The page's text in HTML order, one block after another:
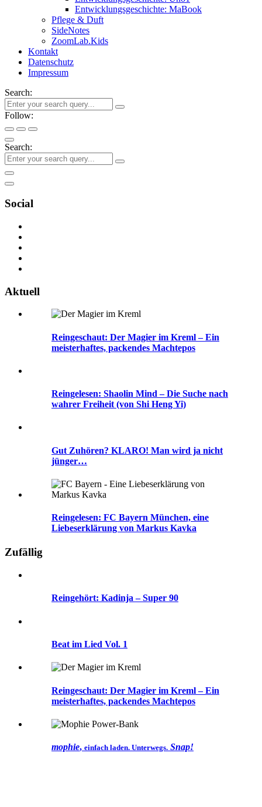
Entwicklungsgeschichte: MaBook
Pflege & Duft
SideNotes
ZoomLab.Kids
Kontakt
Datenschutz
Impressum
Search:
Follow:
Search:
Social
Aktuell
Reingeschaut: Der Magier im Kreml – Ein
meisterhaftes, packendes Machtepos
Reingelesen: Shaolin Mind – Die Suche nach
wahrer Freiheit (von Shi Heng Yi)
Gut Zuhören? KLARO! Man wird ja nicht
jünger…
Reingelesen: FC Bayern München, eine
Liebeserklärung von Markus Kavka
Zufällig
Reingehört: Kadinja – Super 90
Beat im Lied Vol. 1
Reingeschaut: Der Magier im Kreml – Ein
meisterhaftes, packendes Machtepos
mophie, einfach laden. Unterwegs. Snap!